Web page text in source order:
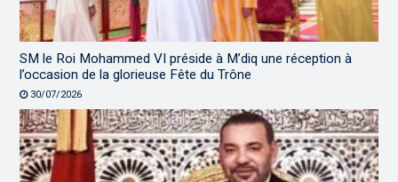
SM le Roi Mohammed VI préside à M’diq une réception à
l’occasion de la glorieuse Fête du Trône
30/07/2026